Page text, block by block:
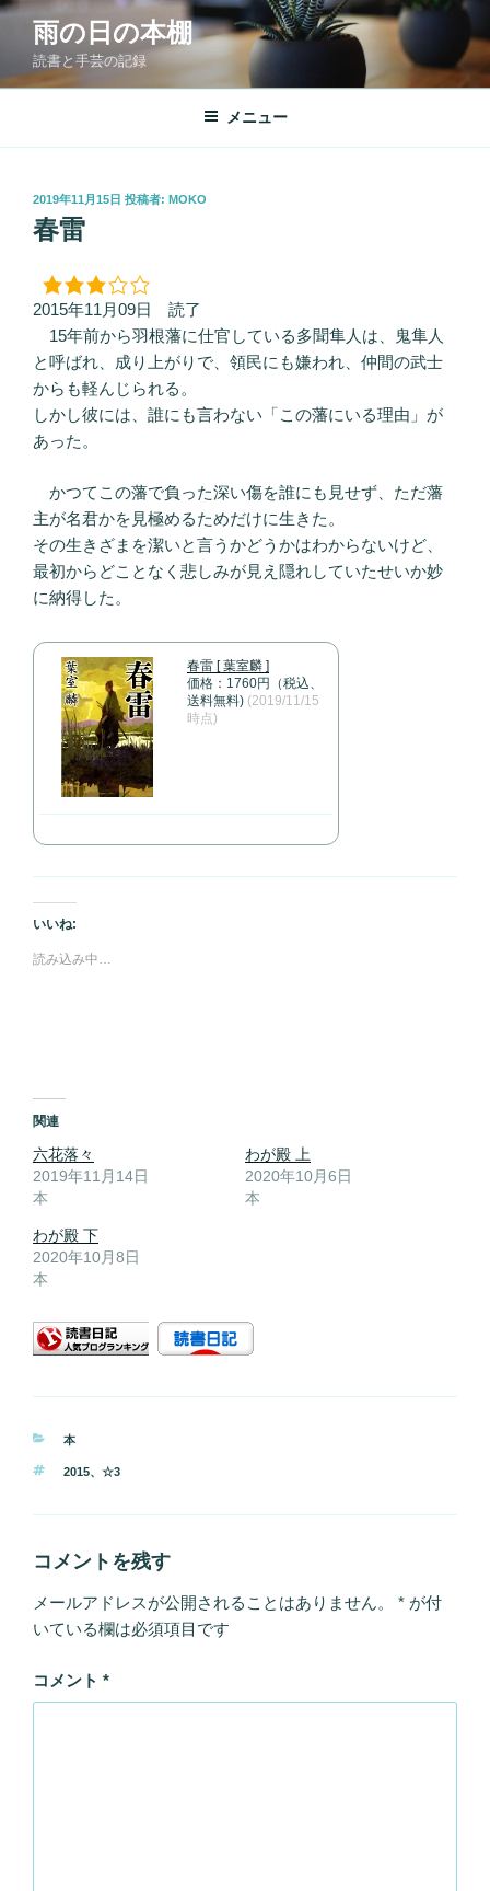
コ
ン
へ
雨の日の本棚
読書と手芸の記録
メニュー
投
稿
日:
2019年11月15日 投稿者: MOKO
春雷
2015年11月09日 読了
15年前から羽根藩に仕官している多聞隼人は、鬼隼人
と呼ばれ、成り上がりで、領民にも嫌われ、仲間の武士
からも軽んじられる。
しかし彼には、誰にも言わない「この藩にいる理由」が
あった。
かつてこの藩で負った深い傷を誰にも見せず、ただ藩
主が名君かを見極めるためだけに生きた。
その生きざまを潔いと言うかどうかはわからないけど、
最初からどことなく悲しみが見え隠れしていたせいか妙
に納得した。
春雷 [ 葉室麟 ]
価格：1760円（税込、
送料無料) (2019/11/15
時点)
いいね:
読み込み中…
関連
六花落々
2019年11月14日
本
わが殿 上
2020年10月6日
本
わが殿 下
2020年10月8日
本
カ
ゴ
ー
本
タ
2015、 ☆3
コメントを残す
メールアドレスが公開されることはありません。 * が付
いている欄は必須項目です
コメント *